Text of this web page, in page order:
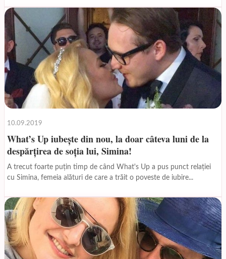
10.09.2019
What’s Up iubește din nou, la doar câteva luni de la
despărțirea de soția lui, Simina!
A trecut foarte puțin timp de când What's Up a pus punct relației
cu Simina, femeia alături de care a trăit o poveste de iubire...